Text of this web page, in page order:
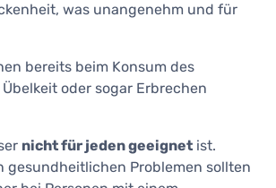
was unangenehm und für
bereits beim Konsum des
oder sogar Erbrechen
nicht für jeden geeignet ist.
gesundheitlichen Problemen sollten